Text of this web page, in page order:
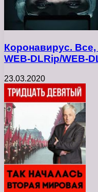
Коронавирус. Все,
WEB-DLRip/WEB-
23.03.2020